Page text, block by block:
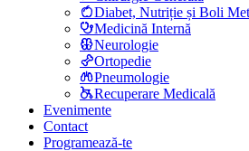
Diabet, Nutriție și Boli
Medicină Internă
Neurologie
Ortopedie
Pneumologie
Recuperare Medicală
Evenimente
Contact
Programează-te